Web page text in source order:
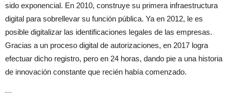
sido exponencial. En 2010, construye su primera infraestructura
digital para sobrellevar su función pública. Ya en 2012, le es
posible digitalizar las identificaciones legales de las empresas.
Gracias a un proceso digital de autorizaciones, en 2017 logra
efectuar dicho registro, pero en 24 horas, dando pie a una historia
de innovación constante que recién había comenzado.